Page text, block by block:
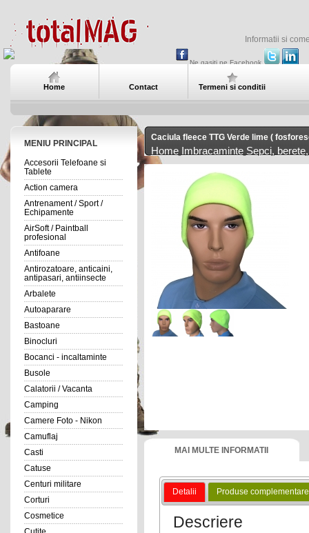
Informatii si
Ne gasiti pe Facebook
Home Contact Termeni si conditii
MENIU PRINCIPAL
Accesorii Telefoane si
Tablete
Action camera
Antrenament / Sport /
Echipamente
AirSoft / Paintball
profesional
Antifoane
Antirozatoare, anticaini,
antipasari, antiinsecte
Arbalete
Autoaparare
Bastoane
Binocluri
Bocanci - incaltaminte
Busole
Calatorii / Vacanta
Camping
Camere Foto - Nikon
Camuflaj
Casti
Catuse
Centuri militare
Corturi
Cosmetice
Caciula fleece TTG Verde lime (
Home Imbracaminte Sepci,
MAI MULTE INFORMATII
Detalii Produse complementare
Descriere